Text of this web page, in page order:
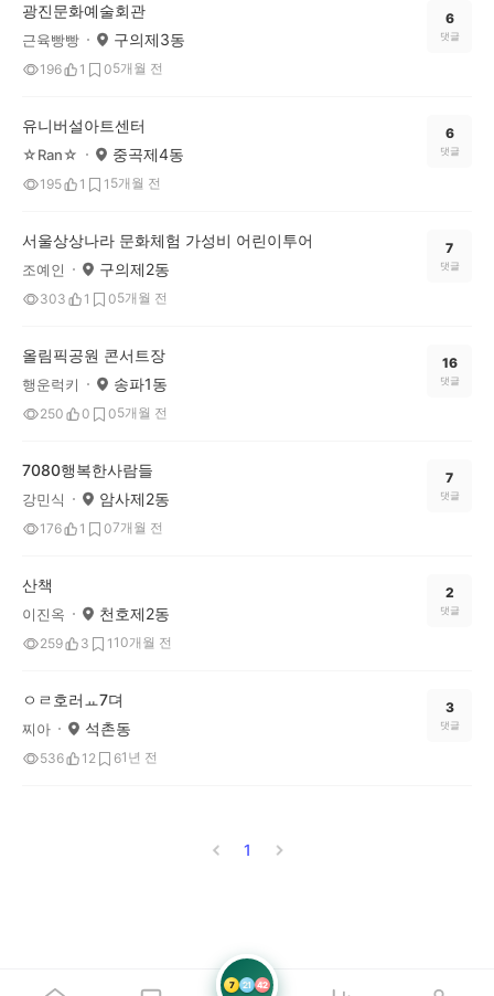
광진문화예술회관
근육빵빵 구의제3동
196 1 05개월 전
6
댓글
유니버설아트센터
☆Ran☆ 중곡제4동
195 1 1 5개월 전
6
댓글
서울상상나라 문화체험 가성비 어린이투어
조예인 구의제2동
303 1 05개월 전
7
댓글
올림픽공원 콘서트장
행운럭키 송파1동
250 0 05개월 전
16
댓글
7080행복한사람들
강민식 암사제2동
176 1 07개월 전
7
댓글
산책
이진옥 천호제2동
259 3 1 10개월 전
2
댓글
ㅇㄹ호러ㅛ7뎌
찌아 석촌동
536 12 61년 전
3
댓글
1
7 21 42